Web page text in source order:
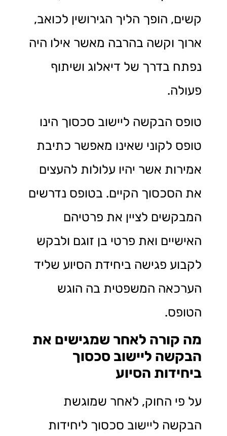
קשים, הופך הליך הגירושין לכואב,
ארוך וקשה בהרבה מאשר אילו היה
נפתח בדרך של דיאלוג ושיתוף
פעולה.
טופס הבקשה ליישוב סכסוך הינו
טופס לקוני שאינו מאפשר כתיבת
אמירות אשר יהיו עלולות להעצים
את הסכסוך הקיים. בטופס נדרשים
המבקשים לציין את פרטיהם
האישיים ואת פרטי בן זוגם ולבקש
לקבוע פגישה ביחידת הסיוע שליד
הערכאה המשפטית בה הוגש
הטופס.
מה קורה לאחר שמגישים את
הבקשה ליישוב סכסוך
ביחידות הסיוע
על פי החוק, לאחר שמוגשת
הבקשה ליישוב סכסוך ליחידות